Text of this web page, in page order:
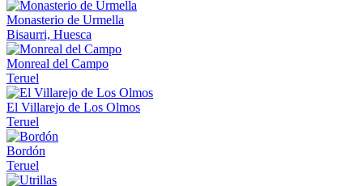
Monasterio de Urmella
Bisaurri, Huesca
Monreal del Campo
Teruel
El Villarejo de Los Olmos
Teruel
Bordón
Teruel